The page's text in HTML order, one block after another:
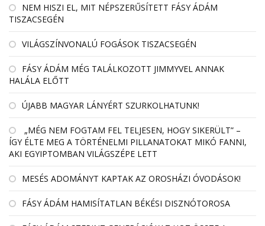
NEM HISZI EL, MIT NÉPSZERŰSÍTETT FÁSY ÁDÁM
TISZACSEGÉN
VILÁGSZÍNVONALÚ FOGÁSOK TISZACSEGÉN
FÁSY ÁDÁM MÉG TALÁLKOZOTT JIMMYVEL ANNAK
HALÁLA ELŐTT
ÚJABB MAGYAR LÁNYÉRT SZURKOLHATUNK!
„MÉG NEM FOGTAM FEL TELJESEN, HOGY SIKERÜLT” –
ÍGY ÉLTE MEG A TÖRTÉNELMI PILLANATOKAT MIKÓ FANNI,
AKI EGYIPTOMBAN VILÁGSZÉPE LETT
MESÉS ADOMÁNYT KAPTAK AZ OROSHÁZI ÓVODÁSOK!
FÁSY ÁDÁM HAMISÍTATLAN BÉKÉSI DISZNÓTOROSA